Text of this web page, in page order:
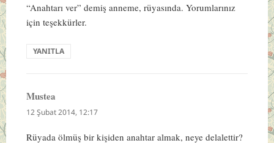
“Anahtarı ver” demiş anneme, rüyasında. Yorumlarınız
için teşekkürler.
YANITLA
Mustea
ki:
12 Şubat 2014, 12:17
Rüyada ölmüş bir kişiden anahtar almak, neye delalettir?